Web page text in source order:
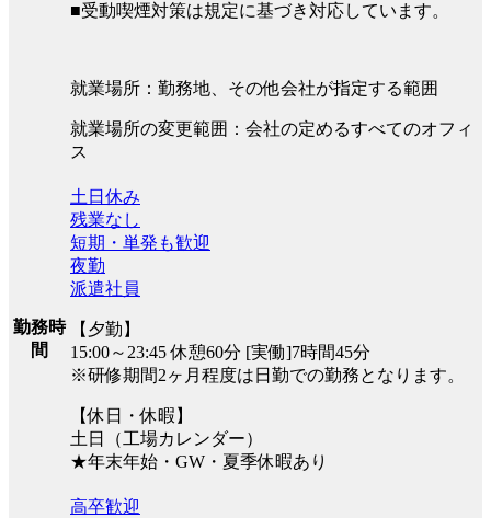
■受動喫煙対策は規定に基づき対応しています。
就業場所：勤務地、その他会社が指定する範囲
就業場所の変更範囲：会社の定めるすべてのオフィ
ス
勤務時
間
土日休み
残業なし
短期・単発も歓迎
夜勤
派遣社員
【夕勤】
15:00～23:45 休憩60分 [実働]7時間45分
※研修期間2ヶ月程度は日勤での勤務となります。
【休日・休暇】
土日（工場カレンダー）
★年末年始・GW・夏季休暇あり
高卒歓迎